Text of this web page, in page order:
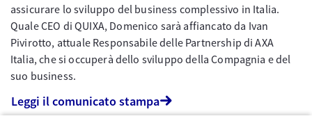
assicurare lo sviluppo del business complessivo in Italia.
Quale CEO di QUIXA, Domenico sarà affiancato da Ivan
Pivirotto, attuale Responsabile delle Partnership di AXA
Italia, che si occuperà dello sviluppo della Compagnia e del
suo business.
Leggi il comunicato stampa